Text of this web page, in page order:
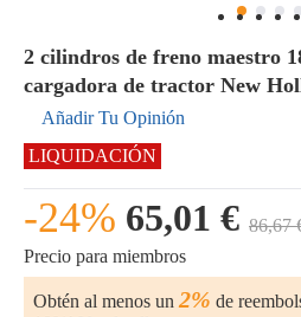
2 cilindros de freno maestro
cargadora de tractor New
Añadir Tu Opinión
LIQUIDACIÓN
-24% 65,01 € 86,67
Precio para miembros
Obtén al menos un 2% de